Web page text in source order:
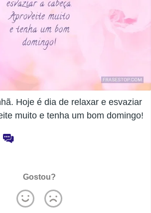
Hoje é dia de relaxar e esvaziar
muito e tenha um bom domingo!
Gostou?